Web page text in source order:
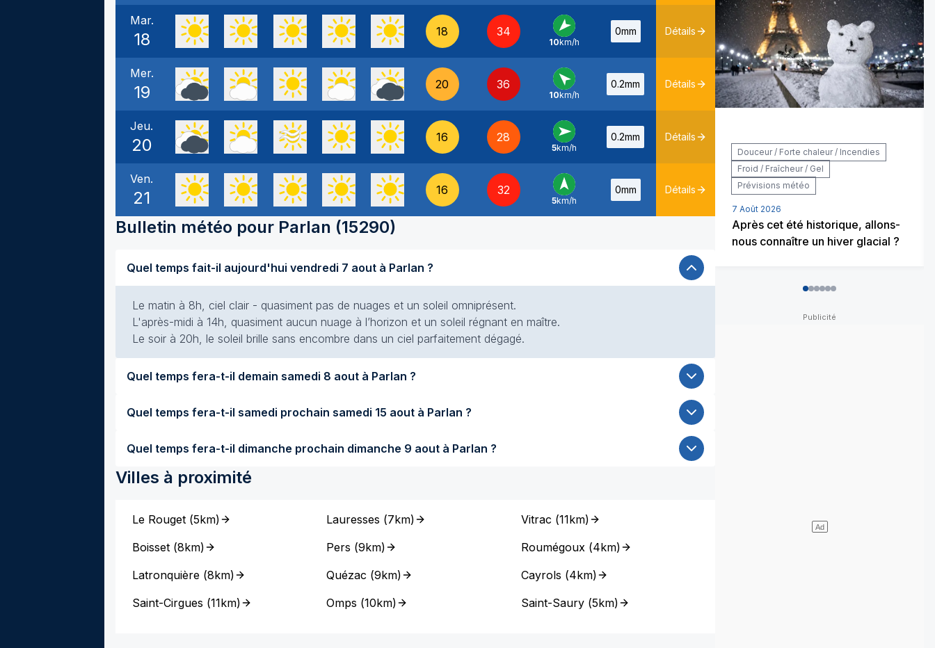
Mar.
18 18 34
NE -
10km/h
0mm Détails
Mer.
19 20 36
SE -
10km/h
0.2mm Détails
Jeu.
20 16 28
O -
5km/h
0.2mm Détails
Ven.
21 16 32
S -
5km/h
0mm Détails
Bulletin météo pour Parlan (15290)
Quel temps fait-il aujourd'hui vendredi 7 aout à Parlan ?
Le matin à 8h, ciel clair - quasiment pas de nuages et un soleil omniprésent.
L'après-midi à 14h, quasiment aucun nuage à l’horizon et un soleil régnant en maître.
Le soir à 20h, le soleil brille sans encombre dans un ciel parfaitement dégagé.
Quel temps fera-t-il demain samedi 8 aout à Parlan ?
Quel temps fera-t-il samedi prochain samedi 15 aout à Parlan ?
Quel temps fera-t-il dimanche prochain dimanche 9 aout à Parlan ?
Villes à proximité
Le Rouget (5km)
Boisset (8km)
Latronquière (8km)
Saint-Cirgues (11km)
Lauresses (7km)
Pers (9km)
Quézac (9km)
Omps (10km)
Vitrac (11km)
Roumégoux(4km)
Cayrols (4km)
Saint-Saury(5km)
Douceur / Forte chaleur / Incendies
Froid / Fraîcheur / Gel
Prévisions météo
7 Août 2026
Après cet été historique, allons-
nous connaître un hiver glacial ?